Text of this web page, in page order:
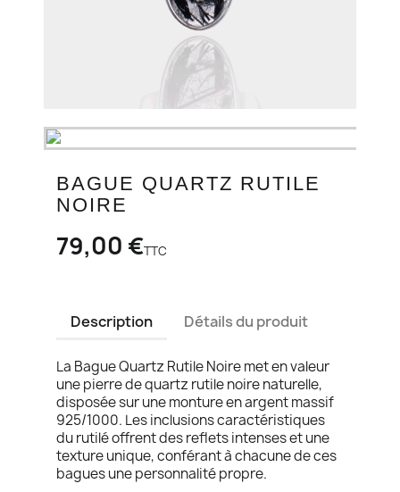
BAGUE QUARTZ RUTILE
NOIRE
79,00 €TTC
Description Détails du produit
La Bague Quartz Rutile Noire met en valeur
une pierre de quartz rutile noire naturelle,
disposée sur une monture en argent massif
925/1000. Les inclusions caractéristiques
du rutilé offrent des reflets intenses et une
texture unique, conférant à chacune de ces
bagues une personnalité propre.